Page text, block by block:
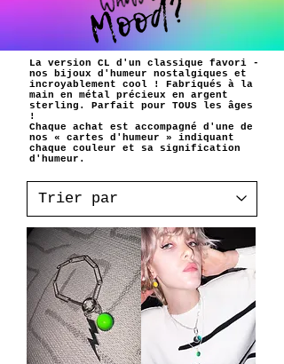
La version CL d'un classique favori -
nos bijoux d'humeur nostalgiques et
incroyablement cool ! Fabriqués à la
main en métal précieux en argent
sterling. Parfait pour TOUS les âges
!
Chaque achat est accompagné d'une de
nos « cartes d'humeur » indiquant
chaque couleur et sa signification
d'humeur.